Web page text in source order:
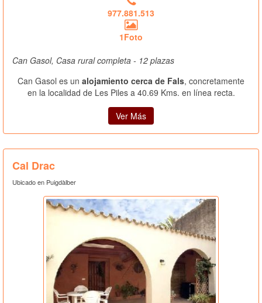
977.881.513
1Foto
Can Gasol, Casa rural completa - 12 plazas
Can Gasol es un alojamiento cerca de Fals, concretamente
en la localidad de Les Piles a 40.69 Kms. en línea recta.
Ver Más
Cal Drac
Ubicado en Puigdàlber